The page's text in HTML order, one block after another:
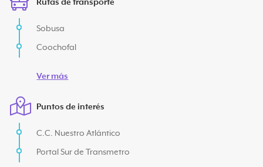
Rutas de transporte
Sobusa
Coochofal
Ver más
Puntos de interés
C.C. Nuestro Atlántico
Portal Sur de Transmetro